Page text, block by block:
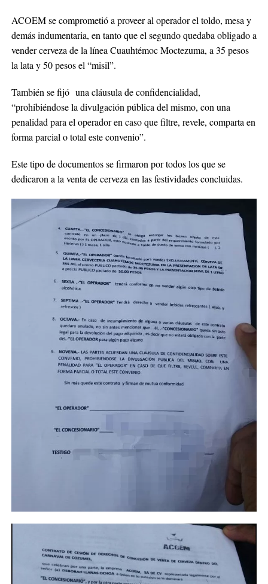
ACOEM se comprometió a proveer al operador el toldo, mesa y
demás indumentaria, en tanto que el segundo quedaba obligado a
vender cerveza de la línea Cuauhtémoc Moctezuma, a 35 pesos
la lata y 50 pesos el “misil”.
También se fijó una cláusula de confidencialidad,
“prohibiéndose la divulgación pública del mismo, con una
penalidad para el operador en caso que filtre, revele, comparta en
forma parcial o total este convenio”.
Este tipo de documentos se firmaron por todos los que se
dedicaron a la venta de cerveza en las festividades concluidas.